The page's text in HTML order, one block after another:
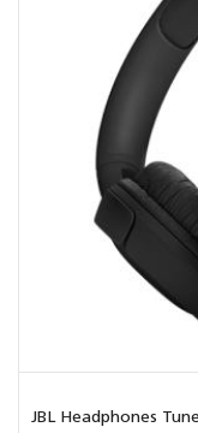
JBL Headphones